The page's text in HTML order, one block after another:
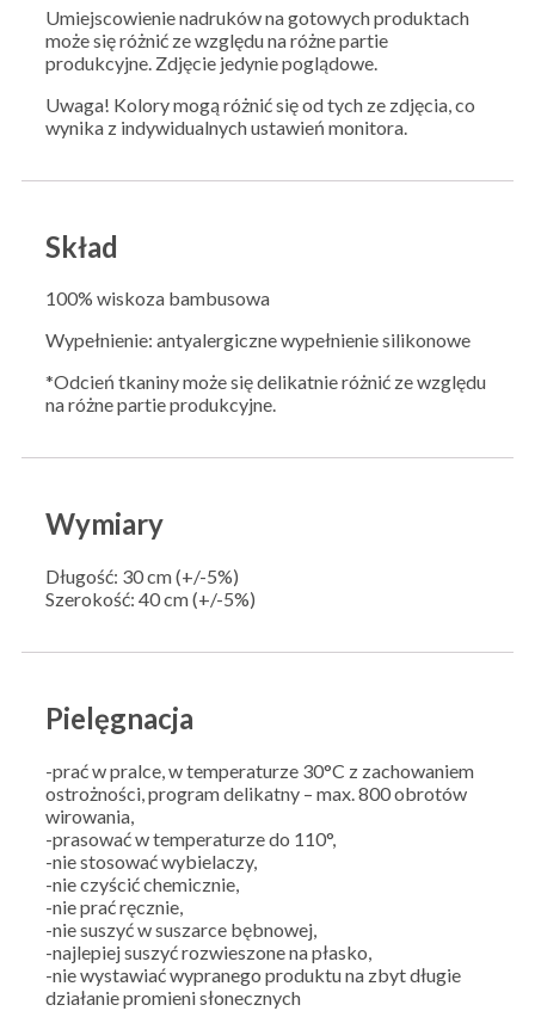
Umiejscowienie nadruków na gotowych produktach
może się różnić ze względu na różne partie
produkcyjne. Zdjęcie jedynie poglądowe.
Uwaga! Kolory mogą różnić się od tych ze zdjęcia, co
wynika z indywidualnych ustawień monitora.
Skład
100% wiskoza bambusowa
Wypełnienie: antyalergiczne wypełnienie silikonowe
*Odcień tkaniny może się delikatnie różnić ze względu
na różne partie produkcyjne.
Wymiary
Długość: 30 cm (+/-5%)
Szerokość: 40 cm (+/-5%)
Pielęgnacja
-prać w pralce, w temperaturze 30°C z zachowaniem
ostrożności, program delikatny – max. 800 obrotów
wirowania,
-prasować w temperaturze do 110°,
-nie stosować wybielaczy,
-nie czyścić chemicznie,
-nie prać ręcznie,
-nie suszyć w suszarce bębnowej,
-najlepiej suszyć rozwieszone na płasko,
-nie wystawiać wypranego produktu na zbyt długie
działanie promieni słonecznych